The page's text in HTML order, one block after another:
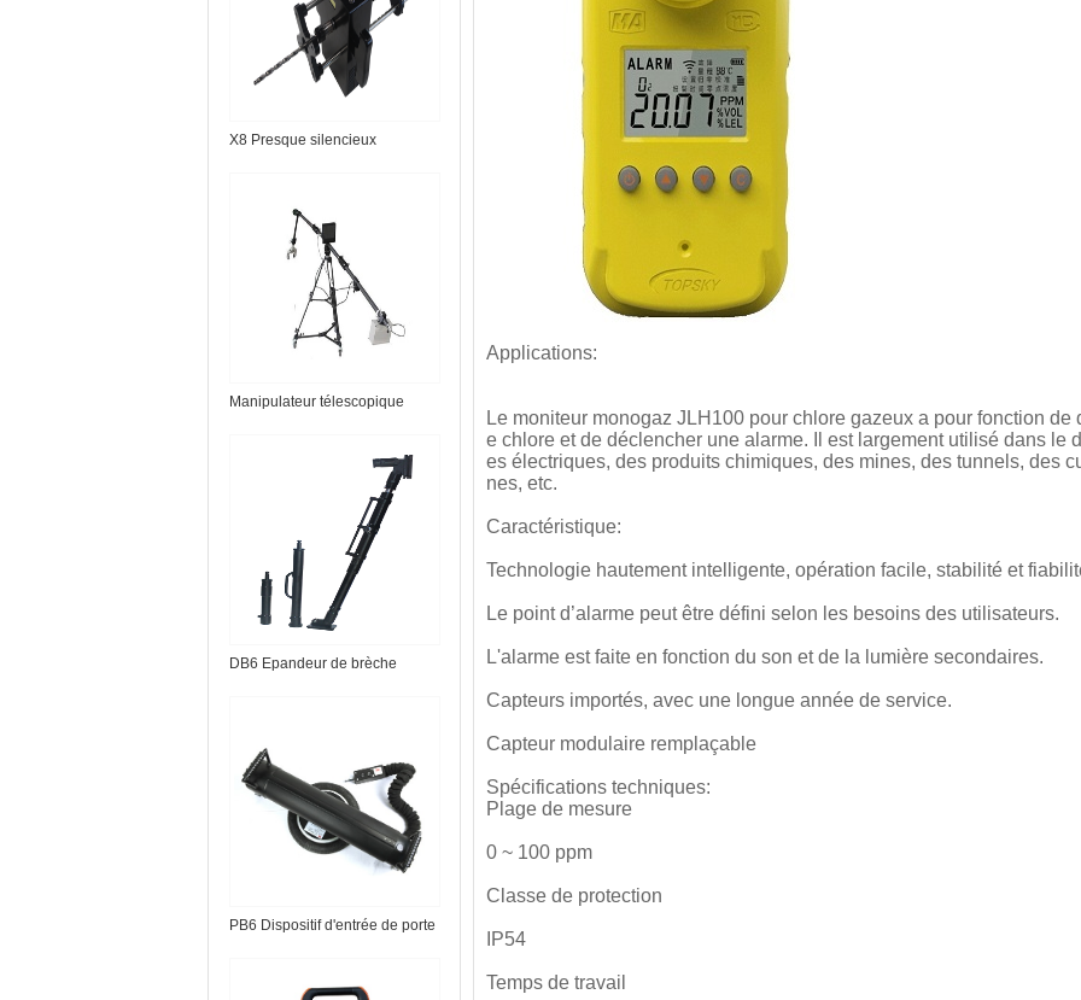
X8 Presque silencieux
Manipulateur télescopique
DB6 Epandeur de brèche
PB6 Dispositif d'entrée de porte
Applications:
Le moniteur monogaz JLH100 pour chlore gazeux a pour fonction
e chlore et de déclencher une alarme. Il est largement utilisé dans le
es électriques, des produits chimiques, des mines, des tunnels, des
nes, etc.
Caractéristique:
Technologie hautement intelligente, opération facile, stabilité et
Le point d’alarme peut être défini selon les besoins des utilisateurs.
L'alarme est faite en fonction du son et de la lumière secondaires.
Capteurs importés, avec une longue année de service.
Capteur modulaire remplaçable
Spécifications techniques:
Plage de mesure
0 ~ 100 ppm
Classe de protection
IP54
Temps de travail